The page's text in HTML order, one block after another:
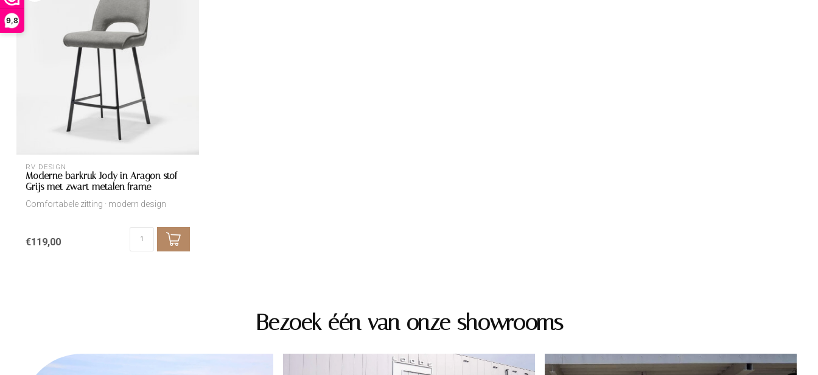
9,8
RV DESIGN
Moderne barkruk Jody in Aragon stof
Grijs met zwart metalen frame
Comfortabele zitting · modern design
€119,00
Bezoek één van onze showrooms